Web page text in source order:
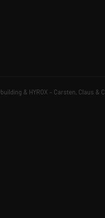
& HYROX – Carsten, Claus &